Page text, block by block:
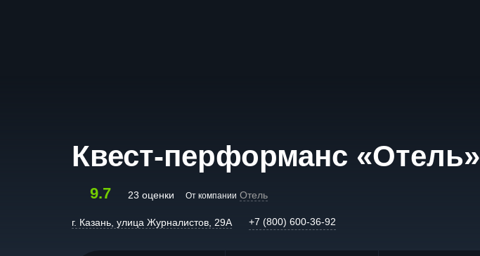
Квест-перформанс «Отель»
9.7 23 оценки От компании Отель
г. Казань, улица Журналистов, 29А +7 (800) 600-36-92